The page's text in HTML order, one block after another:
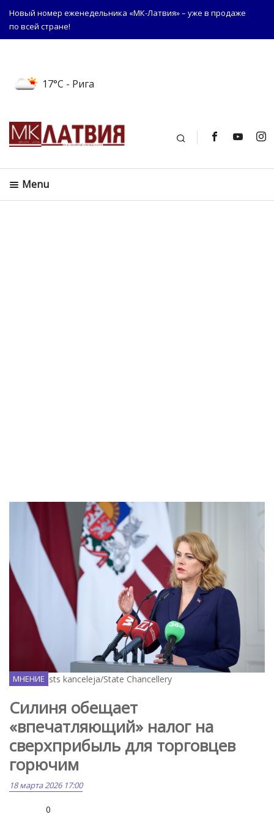
Новый номер еженедельника «МК-Латвия» – уже в продаже
по всей стране!
17°C - Рига
Поиск
Menu
Flickr / Valsts kanceleja/State Chancellery
МНЕНИЕ
Силиня обещает
«впечатляющий» налог на
сверхприбыль для торговцев
горючим
18 марта 2026 17:00
0